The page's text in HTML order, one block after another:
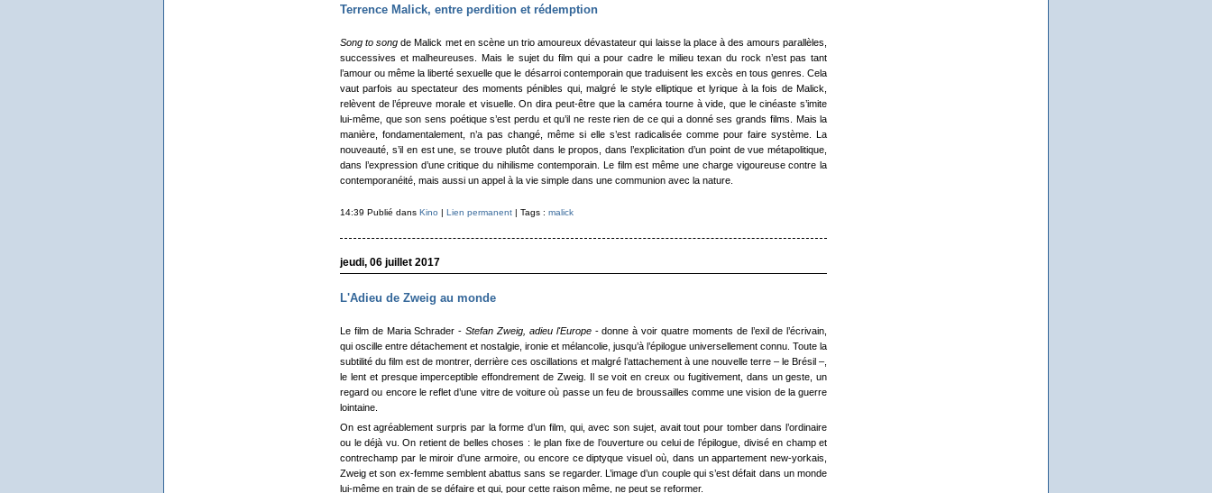
Terrence Malick, entre perdition et rédemption
Song to song de Malick met en scène un trio amoureux dévastateur qui laisse la place à des amours parallèles,
successives et malheureuses. Mais le sujet du film qui a pour cadre le milieu texan du rock n’est pas tant
l’amour ou même la liberté sexuelle que le désarroi contemporain que traduisent les excès en tous genres. Cela
vaut parfois au spectateur des moments pénibles qui, malgré le style elliptique et lyrique à la fois de Malick,
relèvent de l’épreuve morale et visuelle. On dira peut-être que la caméra tourne à vide, que le cinéaste s’imite
lui-même, que son sens poétique s’est perdu et qu’il ne reste rien de ce qui a donné ses grands films. Mais la
manière, fondamentalement, n’a pas changé, même si elle s’est radicalisée comme pour faire système. La
nouveauté, s’il en est une, se trouve plutôt dans le propos, dans l’explicitation d’un point de vue métapolitique,
dans l’expression d’une critique du nihilisme contemporain. Le film est même une charge vigoureuse contre la
contemporanéité, mais aussi un appel à la vie simple dans une communion avec la nature.
14:39 Publié dans Kino | Lien permanent | Tags : malick
jeudi, 06 juillet 2017
L'Adieu de Zweig au monde
Le film de Maria Schrader -Stefan Zweig, adieu l'Europe- donne à voir quatre moments de l’exil de l’écrivain,
qui oscille entre détachement et nostalgie, ironie et mélancolie, jusqu’à l’épilogue universellement connu. Toute la
subtilité du film est de montrer, derrière ces oscillations et malgré l’attachement à une nouvelle terre – le Brésil –,
le lent et presque imperceptible effondrement de Zweig. Il se voit en creux ou fugitivement, dans un geste, un
regard ou encore le reflet d’une vitre de voiture où passe un feu de broussailles comme une vision de la guerre
lointaine.
On est agréablement surpris par la forme d’un film, qui, avec son sujet, avait tout pour tomber dans l’ordinaire
ou le déjà vu. On retient de belles choses : le plan fixe de l’ouverture ou celui de l’épilogue, divisé en champ et
contrechamp par le miroir d’une armoire, ou encore ce diptyque visuel où, dans un appartement new-yorkais,
Zweig et son ex-femme semblent abattus sans se regarder. L’image d’un couple qui s’est défait dans un monde
lui-même en train de se défaire et qui, pour cette raison même, ne peut se reformer.